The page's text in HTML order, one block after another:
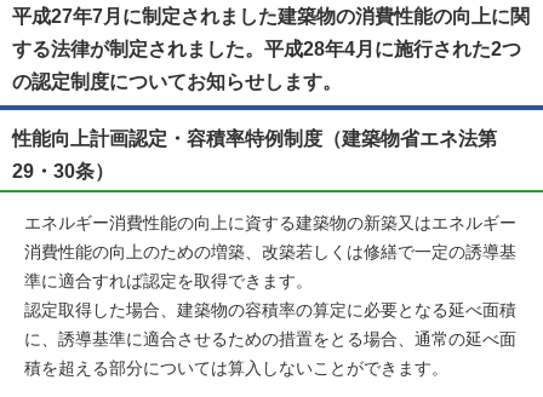
平成27年7月に制定されました建築物の消費性能の向上に関
する法律が制定されました。平成28年4月に施行された2つ
の認定制度についてお知らせします。
性能向上計画認定・容積率特例制度（建築物省エネ法第
29・30条）
エネルギー消費性能の向上に資する建築物の新築又はエネルギー
消費性能の向上のための増築、改築若しくは修繕で一定の誘導基
準に適合すれば認定を取得できます。
認定取得した場合、建築物の容積率の算定に必要となる延べ面積
に、誘導基準に適合させるための措置をとる場合、通常の延べ面
積を超える部分については算入しないことができます。